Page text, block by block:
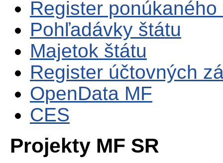
Register
Pohľadávky štátu
Majetok štátu
Register účtovných
OpenData MF
CES
Projekty MF SR